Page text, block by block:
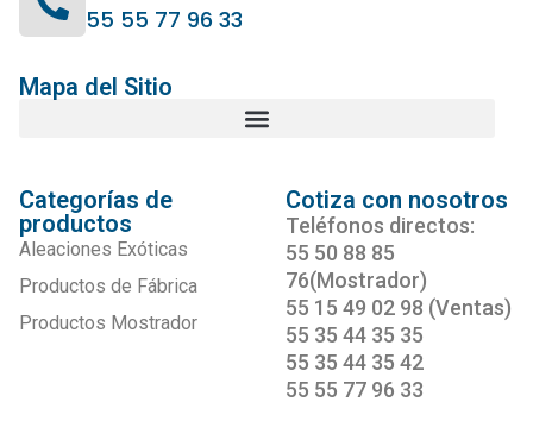
55 55 77 96 33
Mapa del Sitio
Categorías de
productos
Aleaciones Exóticas
Productos de Fábrica
Productos Mostrador
Cotiza con nosotros
Teléfonos directos:
55 50 88 85
76(Mostrador)
55 15 49 02 98 (Ventas)
55 35 44 35 35
55 35 44 35 42
55 55 77 96 33